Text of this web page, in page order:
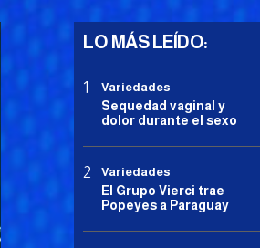
LO MÁS LEÍDO:
Variedades
Sequedad vaginal y
dolor durante el sexo
Variedades
El Grupo Vierci trae
Popeyes a Paraguay